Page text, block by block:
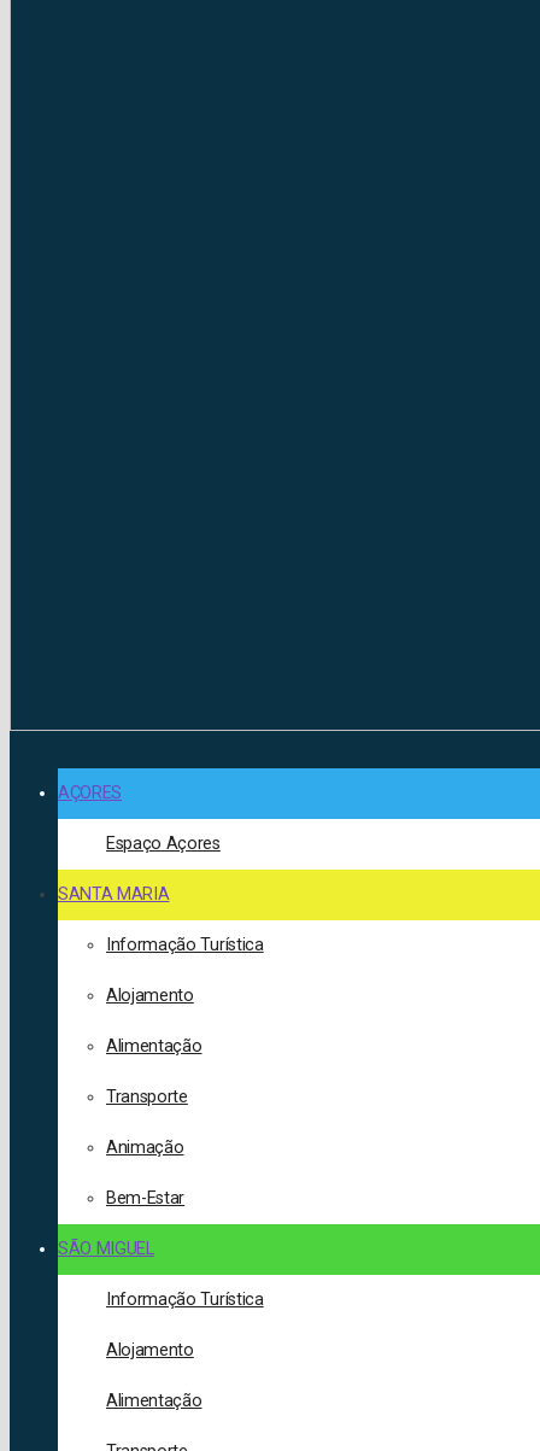
AÇORES
Espaço Açores
SANTA MARIA
Informação Turística
Alojamento
Alimentação
Transporte
Animação
Bem-Estar
SÃO MIGUEL
Informação Turística
Alojamento
Alimentação